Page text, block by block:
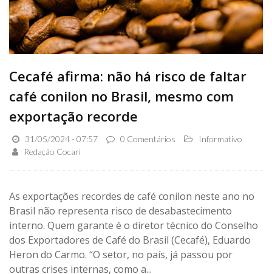
Cecafé afirma: não há risco de faltar
café conilon no Brasil, mesmo com
exportação recorde
31/05/2024 - 07:57 0 Comentários
Informativo
Redação Cocari
As exportações recordes de café conilon neste ano no
Brasil não representa risco de desabastecimento
interno. Quem garante é o diretor técnico do Conselho
dos Exportadores de Café do Brasil (Cecafé), Eduardo
Heron do Carmo. “O setor, no país, já passou por
outras crises internas, como a...